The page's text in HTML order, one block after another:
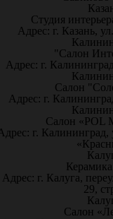
Студия
Адрес: г. Казань,
"Салон
Адрес: г.
Салон
Адрес: г.
Салон «POL
г.
Адрес: г. Калуга,
29,
Салон